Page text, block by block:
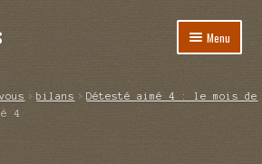
Menu
bilans
Détesté aimé 4 : le mois de
4